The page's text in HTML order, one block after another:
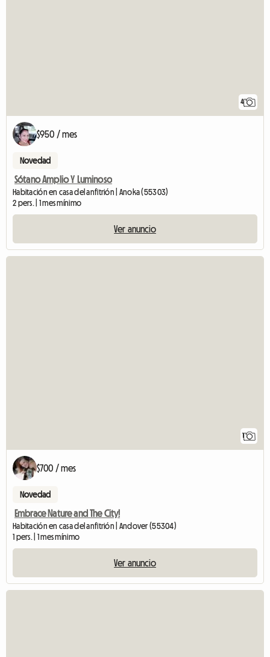
4
$950 / mes
Novedad
Sótano Amplio Y Luminoso
Habitación en casa del anfitrión | Anoka (55303)
2 pers. | 1 mes mínimo
Ver anuncio
1
$700 / mes
Novedad
Embrace Nature and The City!
Habitación en casa del anfitrión | Andover (55304)
1 pers. | 1 mes mínimo
Ver anuncio